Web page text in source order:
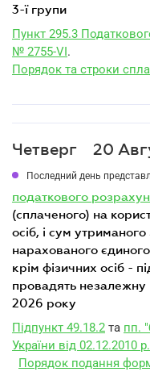
3-ї групи
Пункт 295.3
№ 2755-VI.
Порядок та строки
Четверг 20
Последний день
податкового
(сплаченого) на
осіб, і сум
нарахованого
крім фізичних осіб -
провадять незалежну
2026 року
Підпункт 49.18.2 та пп.
України від 02.12.2010
Порядок подання